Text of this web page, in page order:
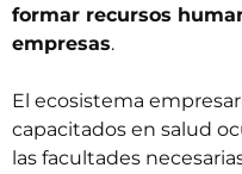
formar recursos
empresas.
El ecosistema
capacitados en salud
las facultades